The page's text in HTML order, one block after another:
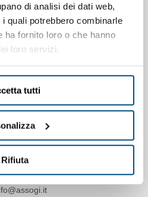
di analisi dei dati web,
quali potrebbero combinarle
ha fornito loro o che hanno
loro servizi.
tutti
RifiutaASSOGI